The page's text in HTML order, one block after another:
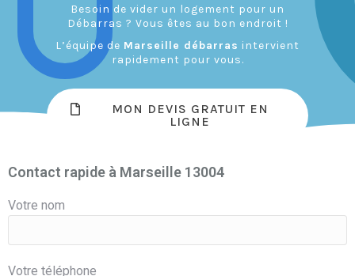
Besoin de vider un logement pour un
Débarras ? Vous êtes au bon endroit !
L’équipe de Marseille débarras intervient
rapidement pour vous.
MON DEVIS GRATUIT EN
LIGNE
Contact rapide à Marseille 13004
Votre nom
Votre téléphone